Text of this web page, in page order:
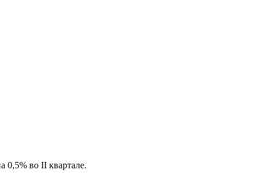
0,5% во II квартале.